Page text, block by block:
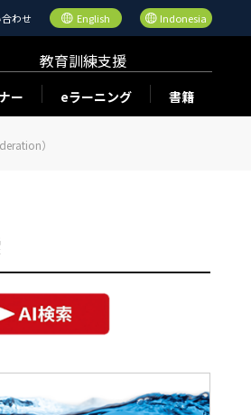
わせ English Indonesia
教育訓練支援
ー eラーニング 書籍
）